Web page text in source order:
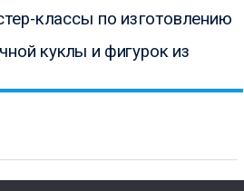
классы по изготовлению
куклы и фигурок из